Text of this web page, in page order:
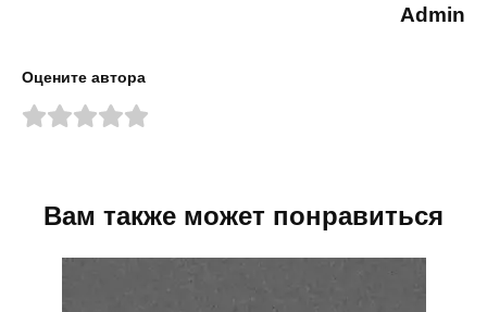
Admin
Оцените автора
Вам также может понравиться